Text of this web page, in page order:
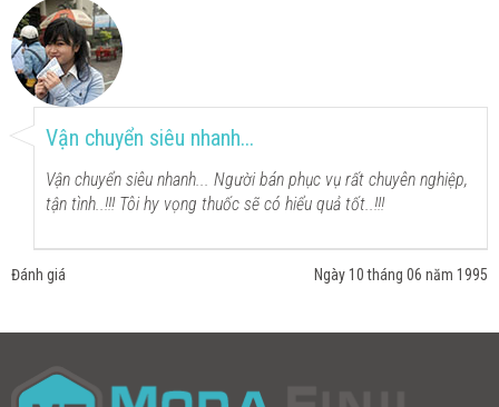
Vận chuyển siêu nhanh...
Vận chuyển siêu nhanh... Người bán phục vụ rất chuyên nghiệp,
tận tình..!!! Tôi hy vọng thuốc sẽ có hiểu quả tốt..!!!
Đánh giá Ngày 10 tháng 06 năm 1995